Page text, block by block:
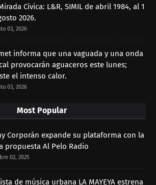
Cívica: L&R, SIMIL de abril 1984, al 1
2026.
03, 2026
informa que una vaguada y una onda
provocarán aguaceros este lunes;
el intenso calor.
03, 2026
Most Popular
Corporán expande su plataforma con la
propuesta Al Pelo Radio
02, 2025
de música urbana LA MAYEYA estrena